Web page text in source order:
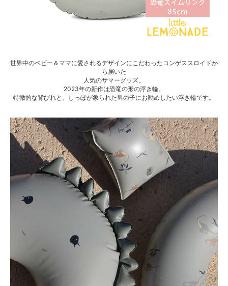
世界中のベビー＆ママに愛されるデザインにこだわったコンゲススロイドか
ら届いた
人気のサマーグッズ。
2023年の新作は恐竜の形の浮き輪。
特徴的な背びれと、しっぽが象られた男の子にお勧めしたい浮き輪です。